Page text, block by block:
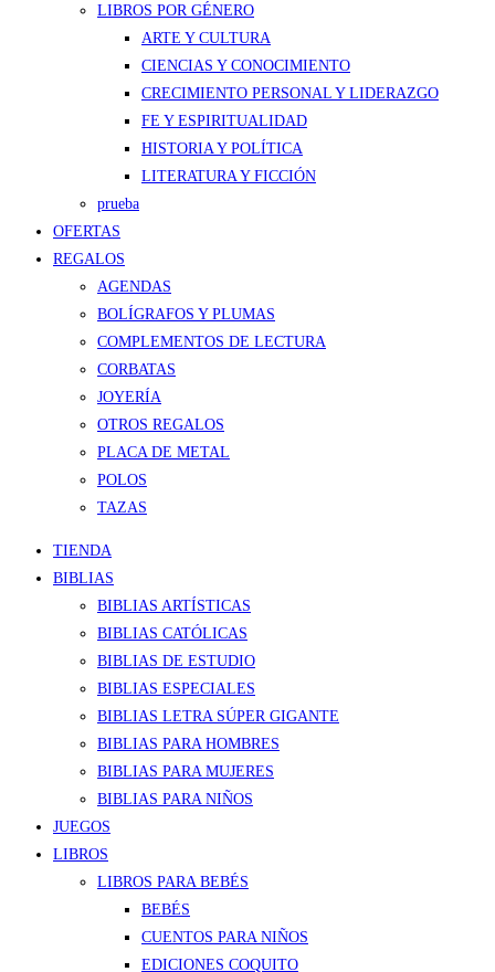
LIBROS POR GÉNERO
ARTE Y CULTURA
CIENCIAS Y CONOCIMIENTO
CRECIMIENTO PERSONAL Y LIDERAZGO
FE Y ESPIRITUALIDAD
HISTORIA Y POLÍTICA
LITERATURA Y FICCIÓN
prueba
OFERTAS
REGALOS
AGENDAS
BOLÍGRAFOS Y PLUMAS
COMPLEMENTOS DE LECTURA
CORBATAS
JOYERÍA
OTROS REGALOS
PLACA DE METAL
POLOS
TAZAS
TIENDA
BIBLIAS
BIBLIAS ARTÍSTICAS
BIBLIAS CATÓLICAS
BIBLIAS DE ESTUDIO
BIBLIAS ESPECIALES
BIBLIAS LETRA SÚPER GIGANTE
BIBLIAS PARA HOMBRES
BIBLIAS PARA MUJERES
BIBLIAS PARA NIÑOS
JUEGOS
LIBROS
LIBROS PARA BEBÉS
BEBÉS
CUENTOS PARA NIÑOS
EDICIONES COQUITO